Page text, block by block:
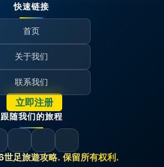
足旅遊攻略. 保留所有权利.
快速链接
首页
关于我们
联系我们
立即注册
跟随我们的旅程